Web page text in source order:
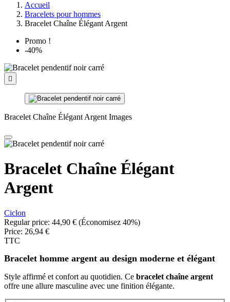
Accueil
Bracelets pour hommes
Bracelet Chaîne Élégant Argent
Promo !
-40%

Bracelet Chaîne Élégant Argent Images
Bracelet Chaîne Élégant
Argent
Ciclon
Regular price: 44,90 € (Économisez 40%)
Price: 26,94 €
TTC
Bracelet homme argent au design moderne et élégant
Style affirmé et confort au quotidien. Ce bracelet chaîne argent
offre une allure masculine avec une finition élégante.